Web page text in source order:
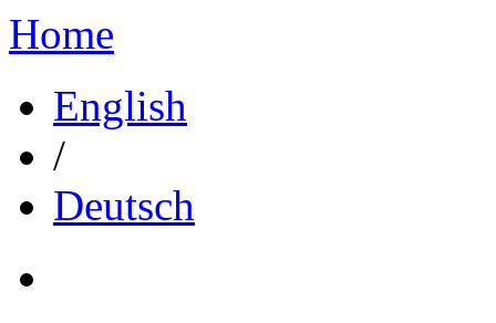
Home
English
/
Deutsch